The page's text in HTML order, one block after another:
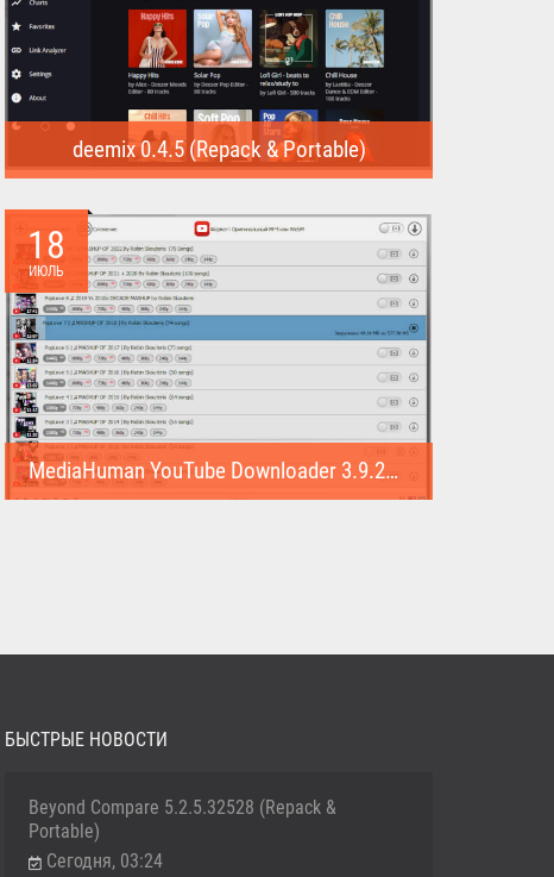
deemix 0.4.5 (Repack & Portable)
скачивать треки...
18
ИЮЛЬ
MediaHuman YouTube Downloader 3.9.22 (1007) (Repack & Portable)
БЫСТРЫЕ НОВОСТИ
Beyond Compare 5.2.5.32528 (Repack &
Portable)
Сегодня, 03:24